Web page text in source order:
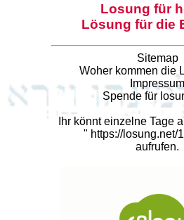
Losung für
Lösung für die
Sitemap
Woher kommen die
Impressum
Spende für
Ihr könnt einzelne Tage
" https://losung.net/
aufrufen.